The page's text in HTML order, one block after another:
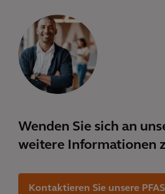
Wenden Sie sich an
weitere Informationen
Kontaktieren Sie unsere